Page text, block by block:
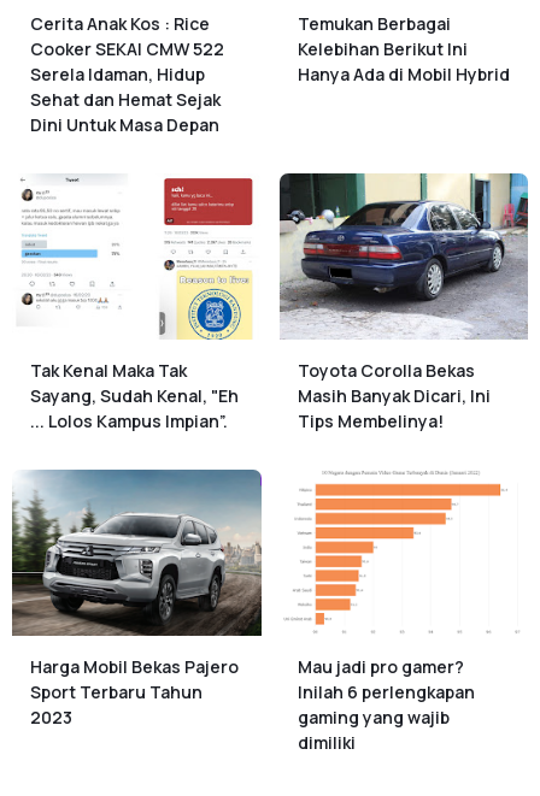
Cerita Anak Kos : Rice
Cooker SEKAI CMW 522
Serela Idaman, Hidup
Sehat dan Hemat Sejak
Dini Untuk Masa Depan
Temukan Berbagai
Kelebihan Berikut Ini
Hanya Ada di Mobil Hybrid
Tak Kenal Maka Tak
Sayang, Sudah Kenal, "Eh
... Lolos Kampus Impian”.
Toyota Corolla Bekas
Masih Banyak Dicari, Ini
Tips Membelinya!
Harga Mobil Bekas Pajero
Sport Terbaru Tahun
2023
Mau jadi pro gamer?
Inilah 6 perlengkapan
gaming yang wajib
dimiliki